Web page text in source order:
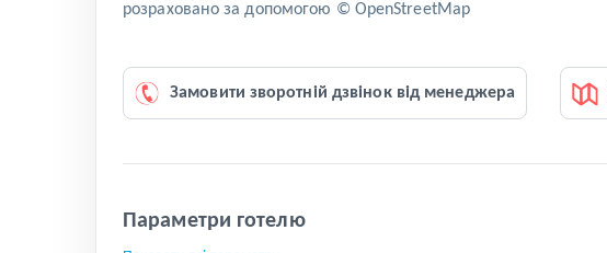
розраховано за допомогою © OpenStreetMap
Замовити зворотній дзвінок від менеджера
Параметри готелю